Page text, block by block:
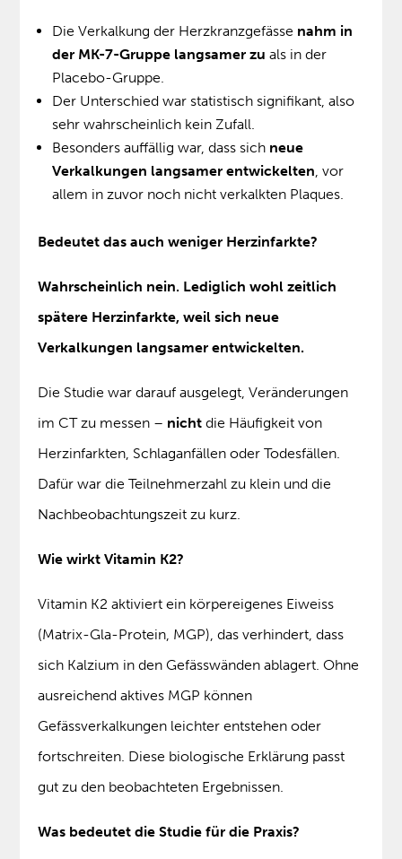
Die Verkalkung der Herzkranzgefässe nahm in
der MK-7-Gruppe langsamer zu als in der
Placebo-Gruppe.
Der Unterschied war statistisch signifikant, also
sehr wahrscheinlich kein Zufall.
Besonders auffällig war, dass sich neue
Verkalkungen langsamer entwickelten, vor
allem in zuvor noch nicht verkalkten Plaques.
Bedeutet das auch weniger Herzinfarkte?
Wahrscheinlich nein. Lediglich wohl zeitlich
spätere Herzinfarkte, weil sich neue
Verkalkungen langsamer entwickelten.
Die Studie war darauf ausgelegt, Veränderungen
im CT zu messen – nicht die Häufigkeit von
Herzinfarkten, Schlaganfällen oder Todesfällen.
Dafür war die Teilnehmerzahl zu klein und die
Nachbeobachtungszeit zu kurz.
Wie wirkt Vitamin K2?
Vitamin K2 aktiviert ein körpereigenes Eiweiss
(Matrix-Gla-Protein, MGP), das verhindert, dass
sich Kalzium in den Gefässwänden ablagert. Ohne
ausreichend aktives MGP können
Gefässverkalkungen leichter entstehen oder
fortschreiten. Diese biologische Erklärung passt
gut zu den beobachteten Ergebnissen.
Was bedeutet die Studie für die Praxis?